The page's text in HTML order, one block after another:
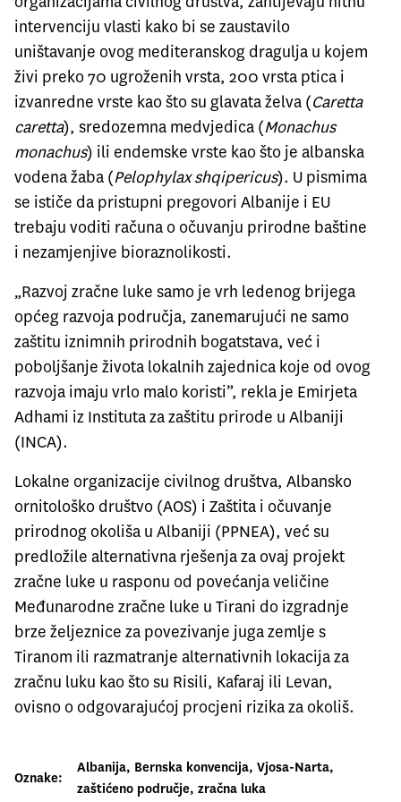
intervenciju vlasti kako bi se zaustavilo
uništavanje ovog mediteranskog dragulja u kojem
živi preko 70 ugroženih vrsta, 200 vrsta ptica i
izvanredne vrste kao što su glavata želva (Caretta
caretta), sredozemna medvjedica (Monachus
monachus) ili endemske vrste kao što je albanska
vodena žaba (Pelophylax shqipericus). U pismima
se ističe da pristupni pregovori Albanije i EU
trebaju voditi računa o očuvanju prirodne baštine
i nezamjenjive bioraznolikosti.
„Razvoj zračne luke samo je vrh ledenog brijega
općeg razvoja područja, zanemarujući ne samo
zaštitu iznimnih prirodnih bogatstava, već i
poboljšanje života lokalnih zajednica koje od ovog
razvoja imaju vrlo malo koristi”, rekla je Emirjeta
Adhami iz Instituta za zaštitu prirode u Albaniji
(INCA).
Lokalne organizacije civilnog društva, Albansko
ornitološko društvo (AOS) i Zaštita i očuvanje
prirodnog okoliša u Albaniji (PPNEA), već su
predložile alternativna rješenja za ovaj projekt
zračne luke u rasponu od povećanja veličine
Međunarodne zračne luke u Tirani do izgradnje
brze željeznice za povezivanje juga zemlje s
Tiranom ili razmatranje alternativnih lokacija za
zračnu luku kao što su Risili, Kafaraj ili Levan,
ovisno o odgovarajućoj procjeni rizika za okoliš.
Oznake:
Albanija, Bernska konvencija, Vjosa-Narta
zaštićeno područje, zračna luka